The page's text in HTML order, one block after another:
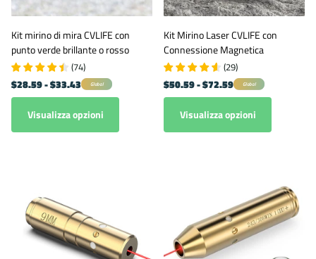
Kit mirino di mira CVLIFE con
punto verde brillante o rosso
(74)
$28.59- $33.43 Global
Visualizza opzioni
Kit Mirino Laser CVLIFE con
Connessione Magnetica
(29)
$50.59- $72.59 Global
Visualizza opzioni